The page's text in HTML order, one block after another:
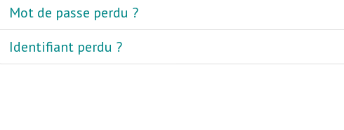
Mot de passe perdu ?
Identifiant perdu ?